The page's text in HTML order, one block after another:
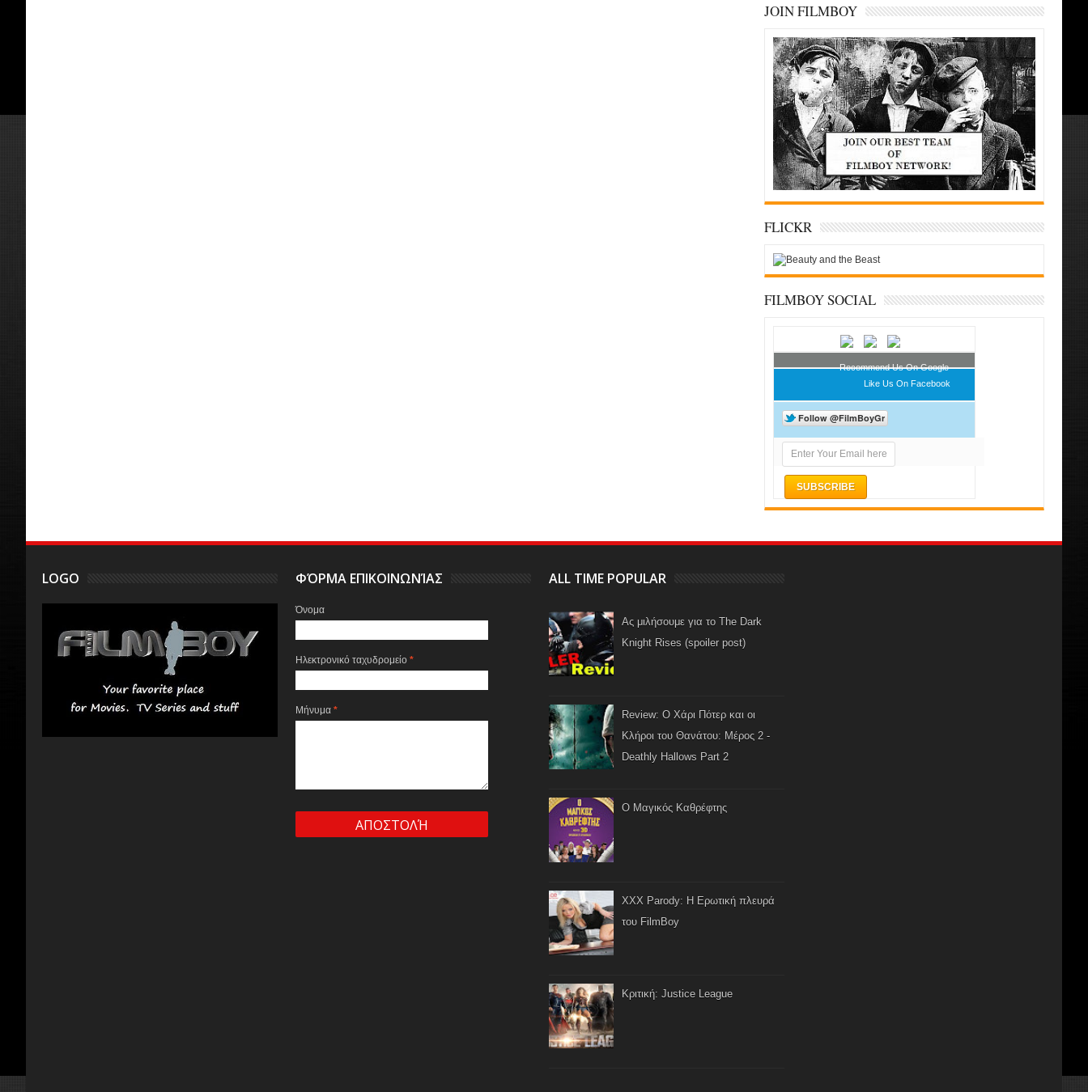
JOIN FILMBOY
FLICKR
FILMBOY SOCIAL
Recommend Us On Google
Like Us On Facebook
LOGO ΦΌΡΜΑ ΕΠΙΚΟΙΝΩΝΊΑΣ
Όνομα
Ηλεκτρονικό ταχυδρομείο*
Μήνυμα*
ALL TIME POPULAR
Ας μιλήσουμε για το The Dark
Knight Rises (spoiler post)
Review: Ο Χάρι Πότερ και οι
Κλήροι του Θανάτου: Μέρος 2 -
Deathly Hallows Part 2
Ο Μαγικός Καθρέφτης
XXX Parody: Η Ερωτική πλευρά
του FilmBoy
Κριτική: Justice League